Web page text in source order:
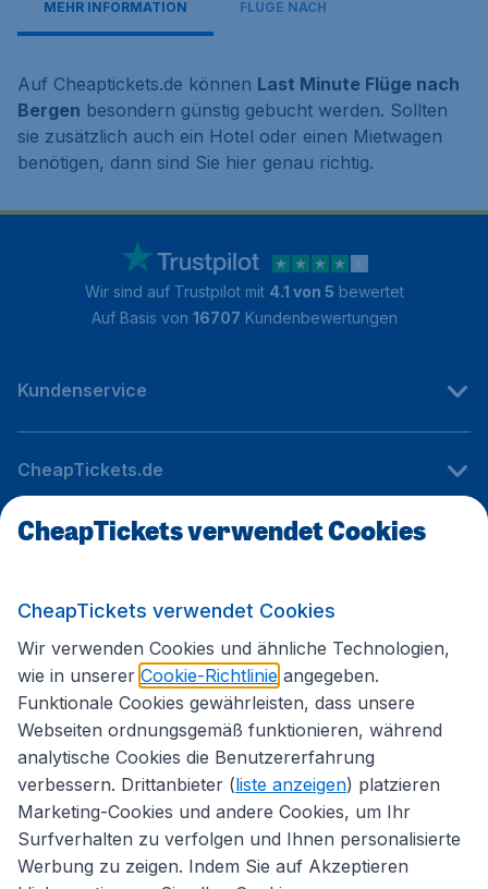
MEHR INFORMATION FLÜGE NACH
Auf Cheaptickets.de können Last Minute Flüge nach
Bergen besondern günstig gebucht werden. Sollten
sie zusätzlich auch ein Hotel oder einen Mietwagen
benötigen, dann sind Sie hier genau richtig.
Wir sind auf Trustpilot mit 4.1 von 5 bewertet
Auf Basis von 16707 Kundenbewertungen
Kundenservice
CheapTickets.de
Internationale Webseiten
Folgen Sie uns:
CheapTickets verwendet Cookies
CheapTickets verwendet Cookies
Wir verwenden Cookies und ähnliche Technologien,
wie in unserer Cookie-Richtlinie angegeben.
Funktionale Cookies gewährleisten, dass unsere
Webseiten ordnungsgemäß funktionieren, während
analytische Cookies die Benutzererfahrung
verbessern. Drittanbieter (liste anzeigen) platzieren
Marketing-Cookies und andere Cookies, um Ihr
Surfverhalten zu verfolgen und Ihnen personalisierte
Werbung zu zeigen. Indem Sie auf Akzeptieren